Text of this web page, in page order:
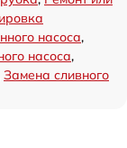
насоса,
насоса,
Замена сливного